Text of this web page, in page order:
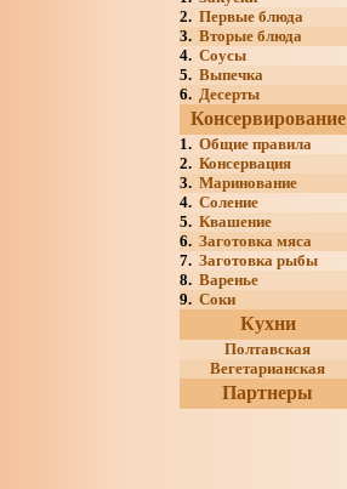
2. Первые блюда
3. Вторые блюда
4. Соусы
5. Выпечка
6. Десерты
Консервирование
1. Общие правила
2. Консервация
3. Маринование
4. Соление
5. Квашение
6. Заготовка мяса
7. Заготовка рыбы
8. Варенье
9. Соки
Кухни
Полтавская
Вегетарианская
Партнеры